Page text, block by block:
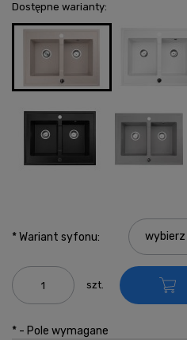
Dostępne warianty:
*Wariant syfonu:
szt.
* - Pole wymagane